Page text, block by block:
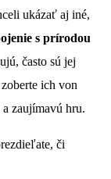
ukázať aj iné,
s prírodou
často sú jej
ich von
zaujímavú hru.
či